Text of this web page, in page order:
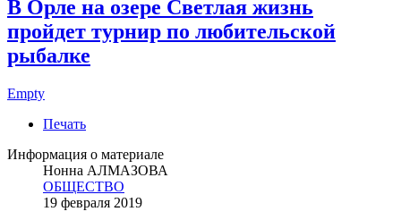
В Орле на озере Светлая жизнь
пройдет турнир по любительской
рыбалке
Empty
Печать
Информация о материале
Нонна АЛМАЗОВА
ОБЩЕСТВО
19 февраля 2019